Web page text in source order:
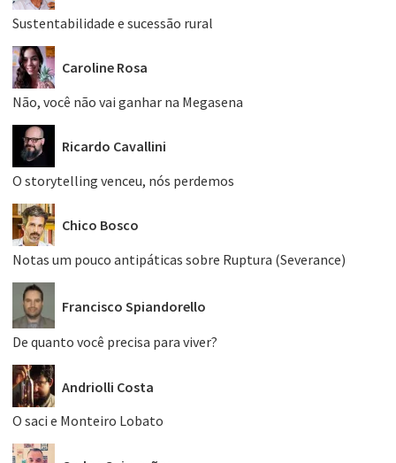
Sustentabilidade e sucessão rural
Caroline Rosa
Não, você não vai ganhar na Megasena
Ricardo Cavallini
O storytelling venceu, nós perdemos
Chico Bosco
Notas um pouco antipáticas sobre Ruptura (Severance)
Francisco Spiandorello
De quanto você precisa para viver?
Andriolli Costa
O saci e Monteiro Lobato